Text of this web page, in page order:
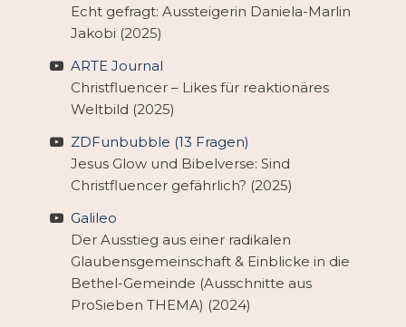
Echt gefragt: Aussteigerin Daniela-Marlin
Jakobi (2025)
ARTE Journal
Christfluencer – Likes für reaktionäres
Weltbild (2025)
ZDFunbubble (13 Fragen)
Jesus Glow und Bibelverse: Sind
Christfluencer gefährlich? (2025)
Galileo
Der Ausstieg aus einer radikalen
Glaubensgemeinschaft & Einblicke in die
Bethel-Gemeinde (Ausschnitte aus
ProSieben THEMA) (2024)